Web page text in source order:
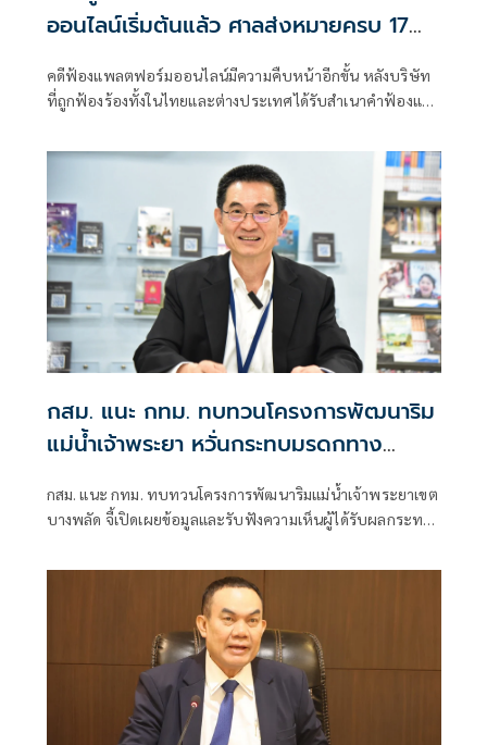
ออนไลน์เริ่มต้นแล้ว ศาลส่งหมายครบ 17
คดีฟ้องแพลตฟอร์มออนไลน์มีความคืบหน้าอีกขั้น หลังบริษัท
ที่ถูกฟ้องร้องทั้งในไทยและต่างประเทศได้รับสำเนาคำฟ้องและ
เป็นจุดเริ่มต้นของกระบวนการพิจารณาคดีอย่างเป็นทางการ
กสม. แนะ กทม. ทบทวนโครงการพัฒนาริม
แม่น้ำเจ้าพระยา หวั่นกระทบมรดกทาง
กสม. แนะ กทม. ทบทวนโครงการพัฒนาริมแม่น้ำเจ้าพระยาเขต
บางพลัด จี้เปิดเผยข้อมูลและรับฟังความเห็นผู้ได้รับผลกระทบ
มรดกทางวัฒนธรรม